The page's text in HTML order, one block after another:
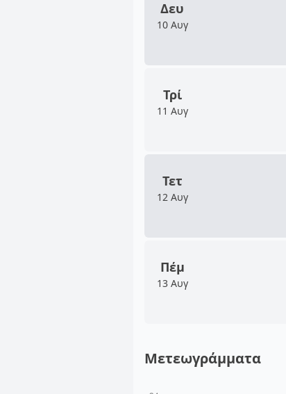
Δευ
10 Αυγ
Τρί
11 Αυγ
Τετ
12 Αυγ
Πέμ
13 Αυγ
Μετεωγράμματα